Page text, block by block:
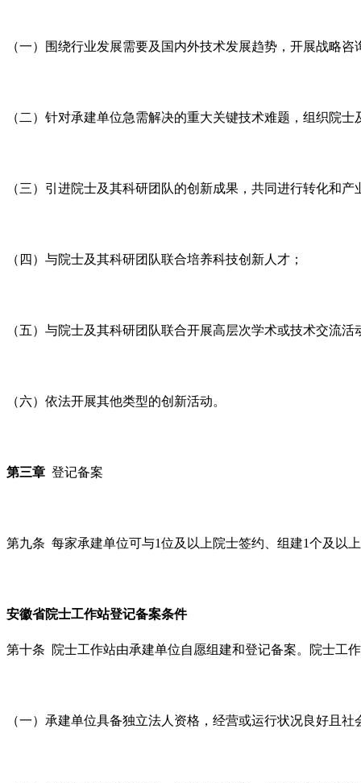
（一）围绕行业发展需要及国内外技术发展趋势，开展战略咨
（二）针对承建单位急需解决的重大关键技术难题，组织院
（三）引进院士及其科研团队的创新成果，共同进行转化和
（四）与院士及其科研团队联合培养科技创新人才；
（五）与院士及其科研团队联合开展高层次学术或技术交流活
（六）依法开展其他类型的创新活动。
第三章 登记备案
第九条 每家承建单位可与1位及以上院士签约、组建1个及以
安徽省院士工作站登记备案条件
第十条 院士工作站由承建单位自愿组建和登记备案。院士工
（一）承建单位具备独立法人资格，经营或运行状况良好且社